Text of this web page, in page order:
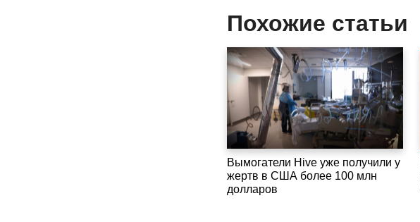
Похожие статьи
Вымогатели Hive уже получили у
жертв в США более 100 млн
долларов